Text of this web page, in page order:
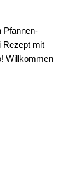
Pfannen-
Rezept mit
Willkommen